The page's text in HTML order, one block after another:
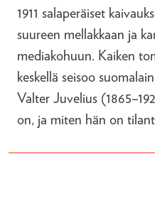
1911 salaperäiset
suureen mellakkaan ja
mediakohuun. Kaiken
keskellä seisoo
Valter Juvelius
on, ja miten hän on